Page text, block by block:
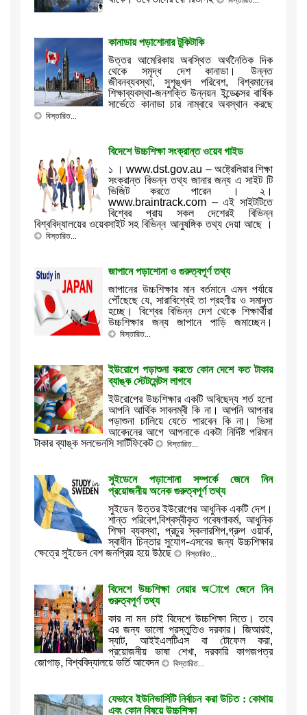
কানাডায় পড়াশোনার টুকিটাকি
উত্তর আমেরিকায় অবস্থিত অর্থনৈতিক দিক
থেকে সমৃদ্ধ দেশ কানাডা। উন্নত
জীবনব্যবস্থা, সুশৃঙ্খল পরিবেশ, বিশ্বমানের
শিক্ষাব্যবস্থা-জনশক্তি উন্নয়ন ইন্ডেক্সের বার্ষিক
সার্ভেতে কানাডা চার নাম্বারে অবস্থান করছে
বিস্তারিত...
বিদেশে উচ্চশিক্ষা সংক্রান্ত ওয়েব গাইড
১ । www.dst.gov.au – অষ্ট্রেলিয়ার শিক্ষা
সংক্রান্ত বিভন্ন তথ্য জানার জন্য এ সাইট টি
ভিজিট করতে পারেন । ২।
www.braintrack.com – এই সাইটটিতে
বিশ্বের প্রায় সকল দেশেরই বিভিন্ন
বিশ্ববিদ্যালয়ের ওয়েবসাইট সহ বিভিন্ন আনুষঙ্গিক তথ্য দেয়া আছে ।
বিস্তারিত...
জাপানে পড়াশোনা ও গুরুত্বপূর্ণ তথ্য
জাপানের উচ্চশিক্ষার মান বর্তমানে এমন পর্যায়ে
পৌঁছেছে যে, সারাবিশ্বেই তা গ্রহণীয় ও সমাদৃত
হচ্ছে। বিশ্বের বিভিন্ন দেশ থেকে শিক্ষার্থীরা
উচ্চশিক্ষার জন্য জাপানে পাড়ি জমাচ্ছেন।
বিস্তারিত...
ইউরোপে পড়াশুনা করতে কোন দেশে কত টাকার
ব্যাঙ্ক স্টেটমেন্টস লাগবে
ইউরোপের উচ্চশিক্ষার একটি অবিছেদ্য শর্ত হলো
আপনি আর্থিক সাবলম্বী কি না। আপনি আপনার
পড়াশুনা চালিয়ে যেতে পারবেন কি না। ভিসা
আবেদনের আগে আপনাকে একটা নির্দিষ্ট পরিমান
টাকার ব্যাঙ্ক সলভেনসি সার্টিফিকেট
বিস্তারিত...
সুইডেনে পড়াশোনা সম্পর্কে জেনে নিন
প্রয়োজনীয় অনেক গুরুত্বপূর্ণ তথ্য
সুইডেন উত্তর ইউরোপের আধুনিক একটি দেশ।
শান্ত পরিবেশ,বিশ্বস্বীকৃত গবেষণাকর্ম, আধুনিক
শিক্ষা ব্যবস্থা, প্রচুর স্কলারশিপ,গ্রুপ ওয়ার্ক,
স্বাধীন চিন্তার সুযোগ-এসবের জন্য উচ্চশিক্ষার
ক্ষেত্রে সুইডেন বেশ জনপ্রিয় হয়ে উঠছে
বিস্তারিত...
বিদেশে উচ্চশিক্ষা নেয়ার অাগে জেনে নিন
গুরুত্বপূর্ণ তথ্য
কার না মন চাই বিদেশে উচ্চশিক্ষা নিতে। তবে
এর জন্য ভালো প্রস্তুতিও দরকার। জিআরই,
স্যাট, আইইএলটিএস বা টোফেল করা,
প্রয়োজনীয় ভাষা শেখা, দরকারি কাগজপত্র
জোগাড়, বিশ্ববিদ্যালয়ে ভর্তি আবেদন
বিস্তারিত...
যেভাবে ইউনিভার্সিটি নির্বাচন করা উচিত : কোথায়
এবং কোন বিষয়ে উচ্চশিক্ষা